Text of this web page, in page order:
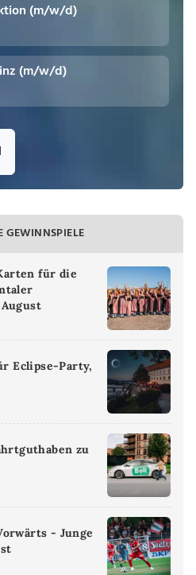
(m/w/d)
(m/w/d)
GEWINNSPIELE
für die
Eclipse-Party,
zu
- Junge